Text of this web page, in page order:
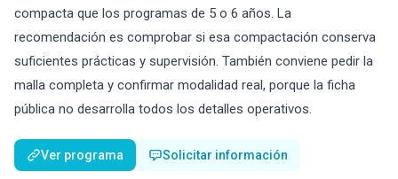
compacta que los programas de 5 o 6 años. La
recomendación es comprobar si esa compactación conserva
suficientes prácticas y supervisión. También conviene pedir la
malla completa y confirmar modalidad real, porque la ficha
pública no desarrolla todos los detalles operativos.
Ver programa Solicitar información